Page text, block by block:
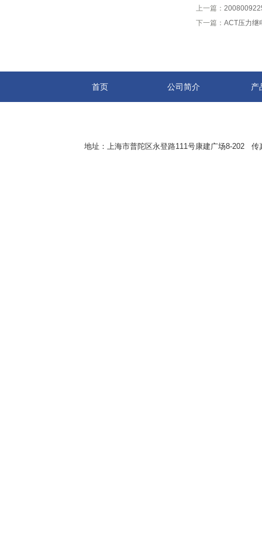
上一篇：
下一篇： ACT压力继
首页 公司简介 产
地址：上海市普陀区永登路111号康建广场8-202